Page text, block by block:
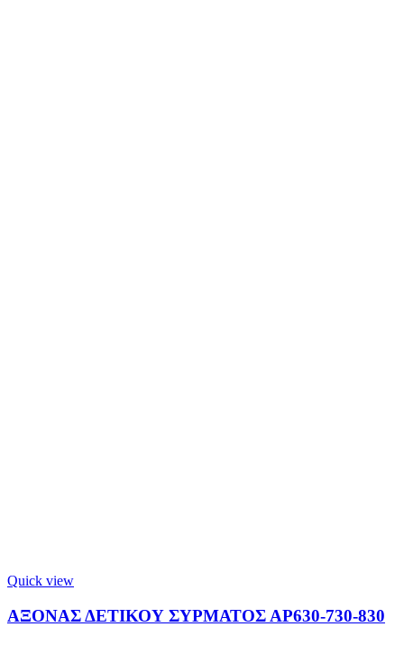
Quick view
ΑΞΟΝΑΣ ΔΕΤΙΚΟΥ ΣΥΡΜΑΤΟΣ ΑΡ630-730-830